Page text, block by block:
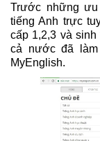
Trước những
tiếng Anh trực
cấp 1,2,3 và
cả nước đã làm
MyEnglish.